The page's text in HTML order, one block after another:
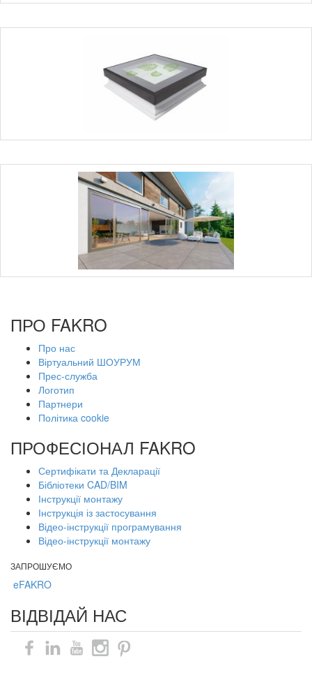
ПРО FAKRO
Про нас
Віртуальний ШОУРУМ
Прес-служба
Логотип
Партнери
Політика cookie
ПРОФЕСІОНАЛ FAKRO
Сертифікати та Декларації
Бібліотеки CAD/BIM
Інструкції монтажу
Інструкція із застосування
Відео-інструкції програмування
Відео-інструкції монтажу
ЗАПРОШУЄМО
eFAKRO
ВІДВІДАЙ НАС